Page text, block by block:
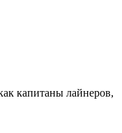
капитаны лайнеров,